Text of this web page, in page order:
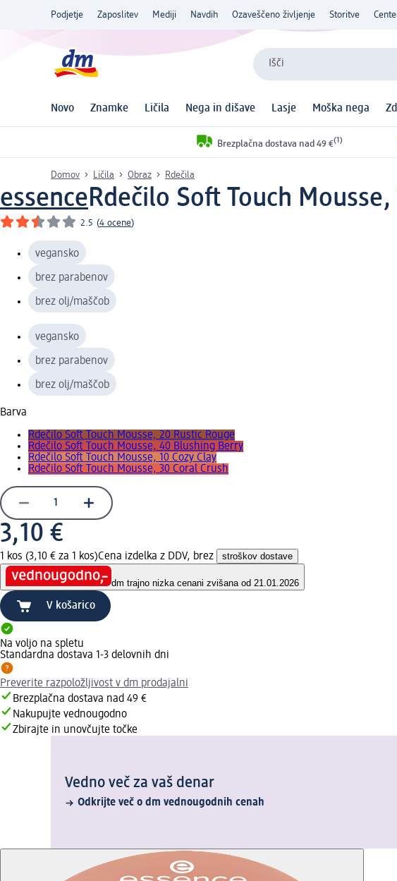
Podjetje Zaposlitev Mediji Navdih Ozaveščeno življenje Storitve
Išči
Novo Znamke Ličila Nega in dišave Lasje Moška nega
Brezplačna dostava nad 49 €(1)
Domov Ličila Obraz Rdečila
essenceRdečilo Soft Touch Mousse,
2.5 (4 ocene)
vegansko
brez parabenov
brez olj/maščob
vegansko
brez parabenov
brez olj/maščob
Barva
Rdečilo Soft Touch Mousse, 20 Rustic Rouge
Rdečilo Soft Touch Mousse, 40 Blushing Berry
Rdečilo Soft Touch Mousse, 10 Cozy Clay
Rdečilo Soft Touch Mousse, 30 Coral Crush
3,10 €
1 kos (3,10 € za 1 kos)Cena izdelka z DDV, brez stroškov dostave
dm trajno nizka cenani zvišana od 21.01.2026
V košarico
Na voljo na spletu
Standardna dostava 1-3 delovnih dni
Preverite razpoložljivost v dm prodajalni
Brezplačna dostava nad 49 €
Nakupujte vednougodno
Zbirajte in unovčujte točke
Vedno več za vaš denar
Odkrijte več o dm vednougodnih cenah